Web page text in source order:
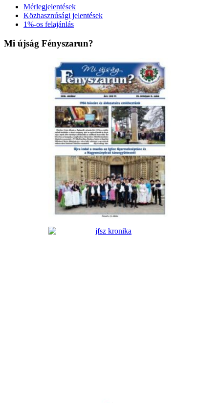
Mérlegjelentések
Közhasznúsági jelentések
1%-os felajánlás
Mi újság Fényszarun?